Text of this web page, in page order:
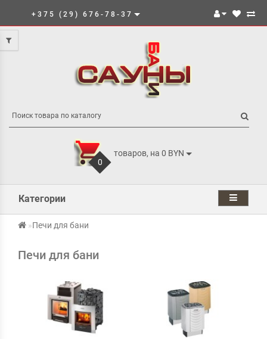
+375 (29) 676-78-37
0
товаров, на 0 BYN
Категории
Печи для бани
Печи для бани